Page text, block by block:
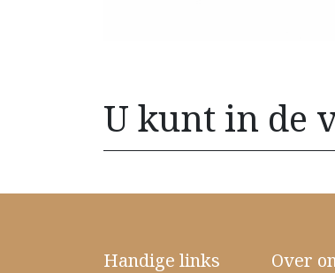
U kunt in de
Handige links Over